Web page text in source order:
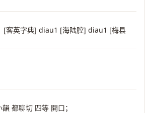
[客英字典] diau1 [海陆腔] diau1 [梅县
都聊切 四等 開口；